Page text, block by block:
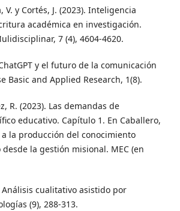
V. y Cortés, J. (2023). Inteligencia
académica en investigación.
7 (4), 4604-4620.
y el futuro de la comunicación
Basic and Applied Research, 1(8).
R. (2023). Las demandas de
educativo. Capítulo 1. En Caballero,
a la producción del conocimiento
la gestión misional. MEC (en
Análisis cualitativo asistido por
(9), 288-313.